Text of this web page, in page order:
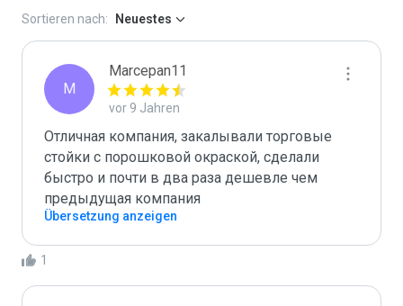
Sortieren nach: Neuestes
M
Marcepan11
vor 9 Jahren
Отличная компания, закалывали торговые
стойки с порошковой окраской, сделали
быстро и почти в два раза дешевле чем
предыдущая компания
Übersetzung anzeigen
1